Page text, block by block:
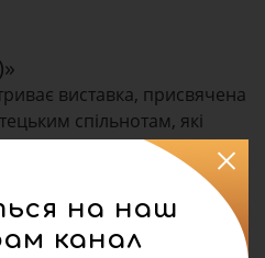
виставка, присвячена
спільнотам, які
виклики сьогодення.
стан суспільства та
Виставку можна
Богдана
на наш
канал